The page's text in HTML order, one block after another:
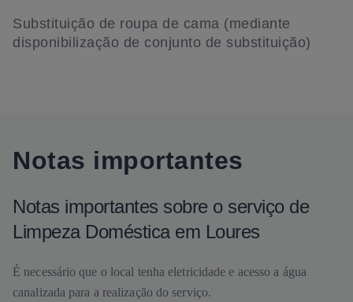
Substituição de roupa de cama (mediante
disponibilização de conjunto de substituição)
Notas importantes
Notas importantes sobre o serviço de
Limpeza Doméstica em Loures
É necessário que o local tenha eletricidade e acesso a água
canalizada para a realização do serviço.